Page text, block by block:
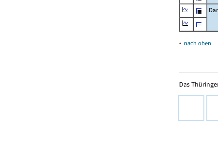
▴ nach oben
Das